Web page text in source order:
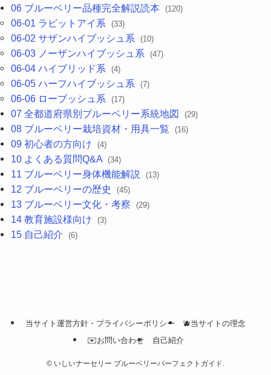
06 ブルーベリー品種完全解説読本 (120)
06-01 ラビットアイ系 (33)
06-02 サザンハイブッシュ系 (10)
06-03 ノーザンハイブッシュ系 (47)
06-04 ハイブリッド系 (4)
06-05 ハーフハイブッシュ系 (7)
06-06 ローブッシュ系 (17)
07 全都道府県別ブルーベリー系統地図 (29)
08 ブルーベリー栽培資材・用具一覧 (16)
09 初心者の方向け (4)
10 よくある質問Q&A (34)
11 ブルーベリー身体機能解説 (13)
12 ブルーベリーの歴史 (45)
13 ブルーベリー文化・考察 (29)
14 教育施設様向け (3)
15 自己紹介 (6)
当サイト運営方針・プライバシーポリシー
🫐当サイトの理念
✉️お問い合わせ
自己紹介
© いしいナーセリー ブルーベリーパーフェクトガイド.